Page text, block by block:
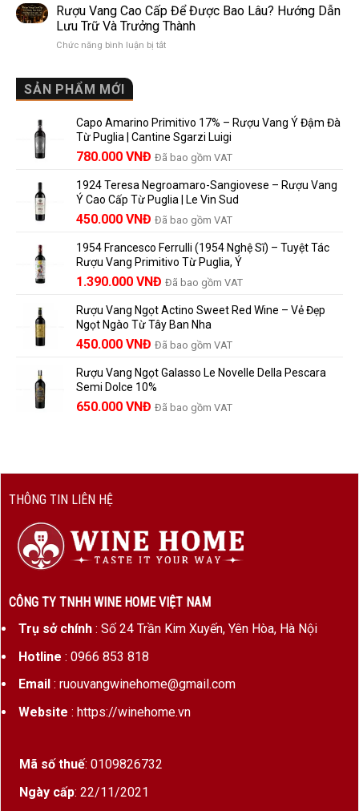
Dễ
Hiểu
Người
khác
nhau
vì
lựa
chọn
đáng
en
Bouteille
au
Château
nhãn
rượu
vang
và
những
người
vang
nên
biết
Rượu Vang Cao Cấp Để Được Bao Lâu? Hướng Dẫn
Lưu Trữ Và Trưởng Thành
Chức năng bình luận bị tắtở
Được
Bao
Lâu?
Dẫn
Lưu
Trữ
Và
Thành
SẢN PHẨM MỚI
Capo Amarino Primitivo 17% – Rượu Vang Ý Đậm Đà
Từ Puglia | Cantine Sgarzi Luigi
Giá
là:
858.000 VNĐ.
780.000 VNĐ Giá
tại
là:
780.000 VNĐ.
Đã bao gồm VAT
1924 Teresa Negroamaro-Sangiovese – Rượu Vang
Ý Cao Cấp Từ Puglia | Le Vin Sud
Giá
là:
495.000 VNĐ.
450.000 VNĐ Giá
tại
là:
450.000 VNĐ.
Đã bao gồm VAT
1954 Francesco Ferrulli (1954 Nghệ Sĩ) – Tuyệt Tác
Rượu Vang Primitivo Từ Puglia, Ý
Giá
là:
1.529.000 VNĐ.
1.390.000 VNĐ Giá
tại
là:
1.390.000 VNĐ.
Đã bao gồm VAT
Rượu Vang Ngọt Actino Sweet Red Wine – Vẻ Đẹp
Ngọt Ngào Từ Tây Ban Nha
450.000 VNĐ Đã bao gồm VAT
Rượu Vang Ngọt Galasso Le Novelle Della Pescara
Semi Dolce 10%
650.000 VNĐ Đã bao gồm VAT
THÔNG TIN LIÊN HỆ
CÔNG TY TNHH WINE HOME VIỆT NAM
Trụ sở chính: Số 24 Trần Kim Xuyến, Yên Hòa, Hà Nội
Hotline : 0966 853 818
Email : ruouvangwinehome@gmail.com
Website : https://winehome.vn
Mã số thuế: 0109826732
Ngày cấp: 22/11/2021